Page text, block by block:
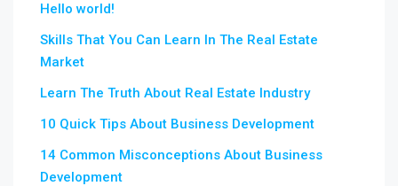
Hello world!
Skills That You Can Learn In The Real Estate
Market
Learn The Truth About Real Estate Industry
10 Quick Tips About Business Development
14 Common Misconceptions About Business
Development